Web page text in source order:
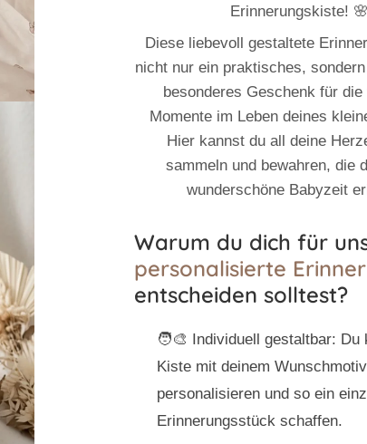
Erinnerungskiste! 🌸
Diese liebevoll gestaltete
nicht nur ein praktisches,
besonderes Geschenk für
Momente im Leben deines
Hier kannst du all deine
sammeln und bewahren, die
wunderschöne Babyzeit
Warum du dich für
personalisierte
entscheiden solltest?
🧑‍🎨 Individuell gestaltbar: Du
Kiste mit deinem Wunschmotiv
personalisieren und so ein
Erinnerungsstück schaffen.